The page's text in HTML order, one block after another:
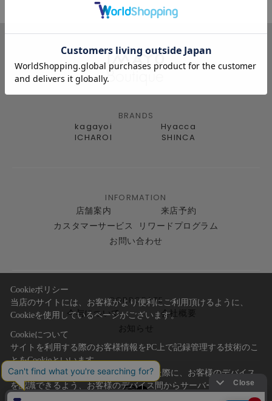
BRANDS
kagayoi
Hyacca
ICHAROI
SHINCA
INFORMATION
店舗案内
来店予約
カスタマーサービス
リワードプログラム
お問い合わせ
CORPORATE
今与について
会社概要
お知らせ
Cookieポリシー
当店のサイトには、お客様がより便利にご利用頂けるように、
Cookieを使用しているページがございます。
Cookieについて
サイトを利用する際のお客様情報をPC上で記録管理する技術のこ
とをCookieといいます。
Cookieはお客様がサイトを再訪問された際に、お客様のデバイス
を認識できるよう、お客様のデバイス間からサーバーへ送り返さ
れます。